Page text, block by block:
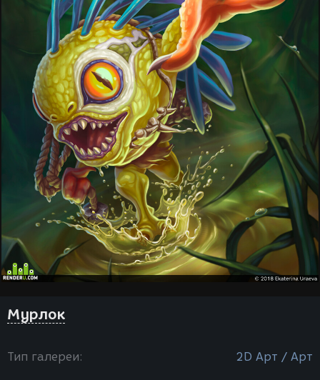
Мурлок
Тип галереи: 2D Арт / Арт